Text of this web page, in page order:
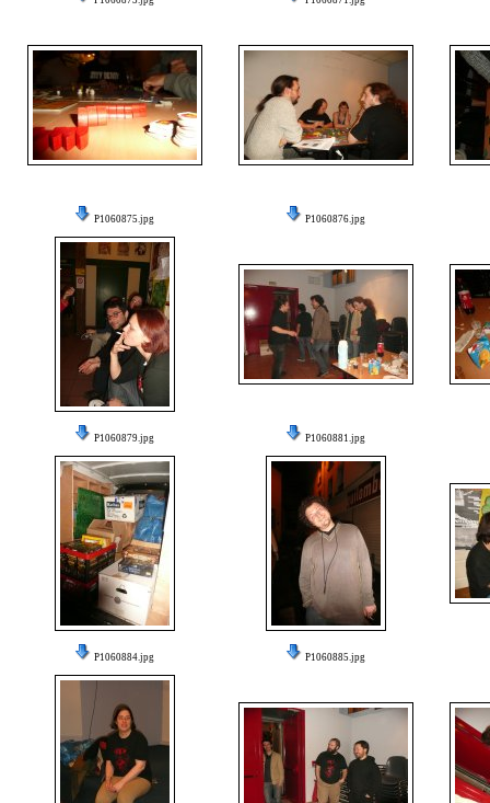
P1060875.jpg P1060876.jpg
P1060879.jpg P1060881.jpg
P1060884.jpg P1060885.jpg